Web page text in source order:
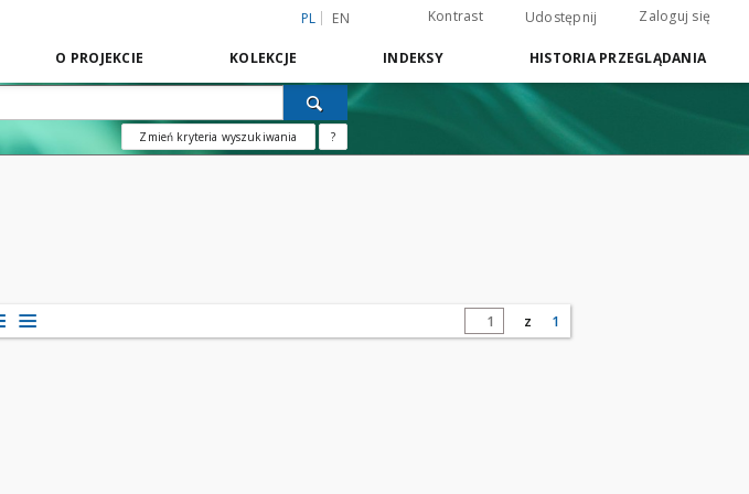
PL EN Kontrast Udostępnij Zaloguj się
O PROJEKCIE KOLEKCJE INDEKSY HISTORIA PRZEGLĄDANIA
Zmień kryteria wyszukiwania ?
z 1